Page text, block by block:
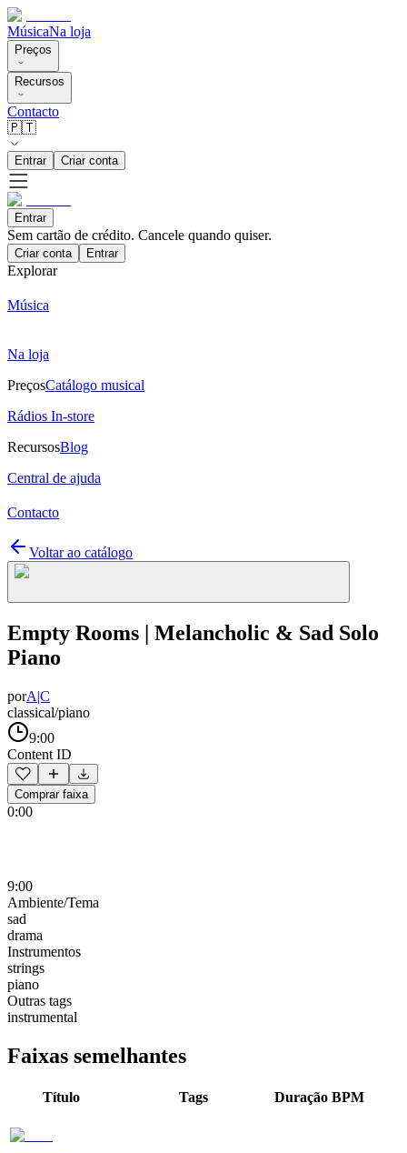
MúsicaNa loja
Preços
Recursos
Contacto
🇵🇹
Entrar Criar conta
Entrar
Sem cartão de crédito. Cancele quando quiser.
Criar conta Entrar
Explorar
Música
Na loja
PreçosCatálogo musical
Rádios In-store
RecursosBlog
Central de ajuda
Contacto
Voltar ao catálogo
Empty Rooms | Melancholic & Sad Solo
Piano
porA|C
classical/piano
9:00
Content ID
Comprar faixa
0:00
9:00
Ambiente/Tema
sad
drama
Instrumentos
strings
piano
Outras tags
instrumental
Faixas semelhantes
Título Tags Duração BPM